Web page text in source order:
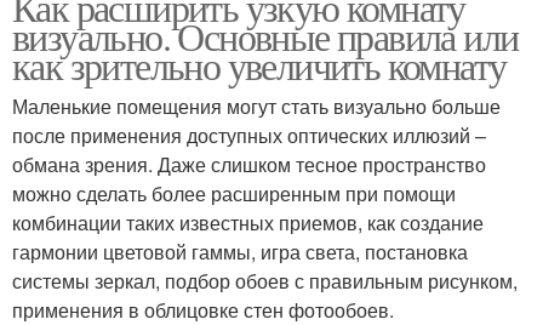
визуально. Основные правила или
как зрительно увеличить комнату
Маленькие помещения могут стать визуально больше
после применения доступных оптических иллюзий –
обмана зрения. Даже слишком тесное пространство
можно сделать более расширенным при помощи
комбинации таких известных приемов, как создание
гармонии цветовой гаммы, игра света, постановка
системы зеркал, подбор обоев с правильным рисунком,
применения в облицовке стен фотообоев.